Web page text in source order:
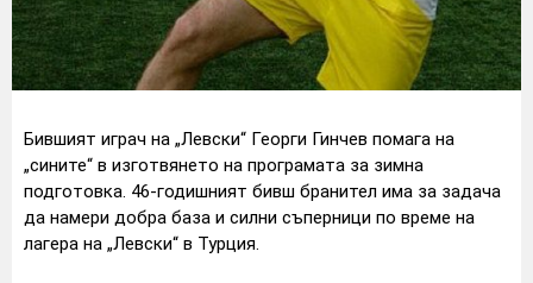
Бившият играч на „Левски“ Георги Гинчев помага на
„сините“ в изготвянето на програмата за зимна
подготовка. 46-годишният бивш бранител има за задача
да намери добра база и силни съперници по време на
лагера на „Левски“ в Турция.